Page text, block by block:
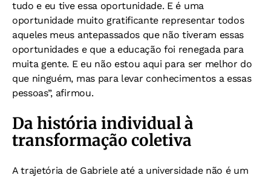
tudo e eu tive essa oportunidade. E é uma
oportunidade muito gratificante representar todos
aqueles meus antepassados que não tiveram essas
oportunidades e que a educação foi renegada para
muita gente. E eu não estou aqui para ser melhor do
que ninguém, mas para levar conhecimentos a essas
pessoas”, afirmou.
Da história individual à
transformação coletiva
A trajetória de Gabriele até a universidade não é um